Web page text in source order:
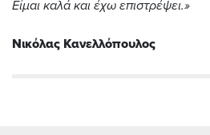
Είμαι καλά και έχω επιστρέψει.»
Νικόλας Κανελλόπουλος